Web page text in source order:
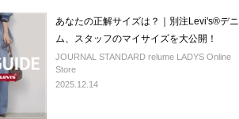
あなたの正解サイズは？｜別注Levi's®デニ
ム、スタッフのマイサイズを大公開！
JOURNAL STANDARD relume LADYS Online
Store
2025.12.14